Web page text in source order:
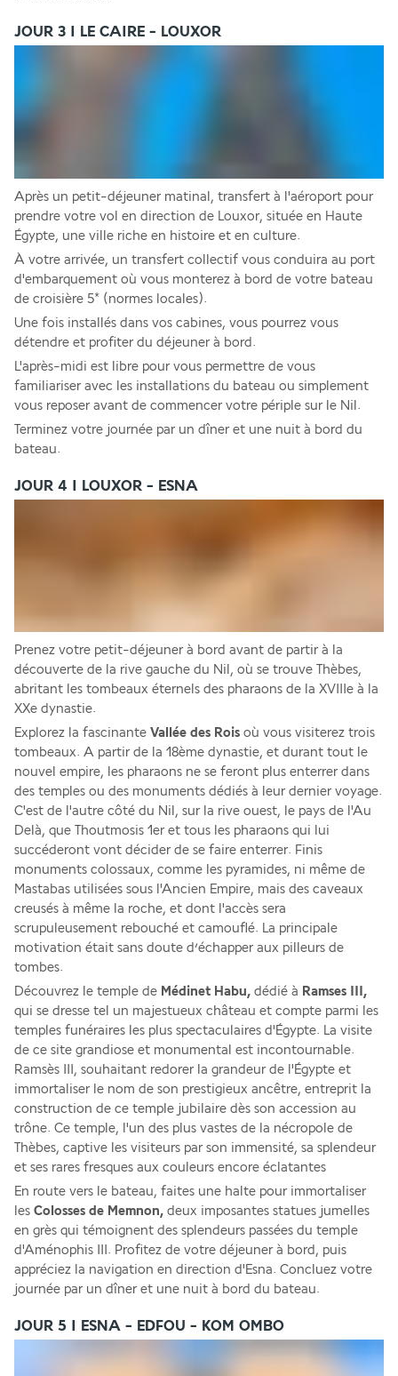
JOUR 3 I LE CAIRE - LOUXOR
Après un petit-déjeuner matinal, transfert à l'aéroport pour
prendre votre vol en direction de Louxor, située en Haute
Égypte, une ville riche en histoire et en culture.
À votre arrivée, un transfert collectif vous conduira au port
d'embarquement où vous monterez à bord de votre bateau
de croisière 5* (normes locales).
Une fois installés dans vos cabines, vous pourrez vous
détendre et profiter du déjeuner à bord.
L'après-midi est libre pour vous permettre de vous
familiariser avec les installations du bateau ou simplement
vous reposer avant de commencer votre périple sur le Nil.
Terminez votre journée par un dîner et une nuit à bord du
bateau.
JOUR 4 I LOUXOR - ESNA
Prenez votre petit-déjeuner à bord avant de partir à la
découverte de la rive gauche du Nil, où se trouve Thèbes,
abritant les tombeaux éternels des pharaons de la XVIIIe à la
XXe dynastie.
Explorez la fascinante Vallée des Rois où vous visiterez trois
tombeaux. A partir de la 18ème dynastie, et durant tout le
nouvel empire, les pharaons ne se feront plus enterrer dans
des temples ou des monuments dédiés à leur dernier voyage.
C'est de l'autre côté du Nil, sur la rive ouest, le pays de l'Au
Delà, que Thoutmosis 1er et tous les pharaons qui lui
succéderont vont décider de se faire enterrer. Finis
monuments colossaux, comme les pyramides, ni même de
Mastabas utilisées sous l'Ancien Empire, mais des caveaux
creusés à même la roche, et dont l'accès sera
scrupuleusement rebouché et camouflé. La principale
motivation était sans doute d’échapper aux pilleurs de
tombes.
Découvrez le temple de Médinet Habu, dédié à Ramses III,
qui se dresse tel un majestueux château et compte parmi les
temples funéraires les plus spectaculaires d'Égypte. La visite
de ce site grandiose et monumental est incontournable.
Ramsès III, souhaitant redorer la grandeur de l'Égypte et
immortaliser le nom de son prestigieux ancêtre, entreprit la
construction de ce temple jubilaire dès son accession au
trône. Ce temple, l'un des plus vastes de la nécropole de
Thèbes, captive les visiteurs par son immensité, sa splendeur
et ses rares fresques aux couleurs encore éclatantes
En route vers le bateau, faites une halte pour immortaliser
les Colosses de Memnon, deux imposantes statues jumelles
en grès qui témoignent des splendeurs passées du temple
d'Aménophis III. Profitez de votre déjeuner à bord, puis
appréciez la navigation en direction d'Esna. Concluez votre
journée par un dîner et une nuit à bord du bateau.
JOUR 5 I ESNA - EDFOU - KOM OMBO